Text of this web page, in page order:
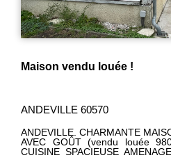
SECTEUR
TRADITIONNELLE
DE PLAIN-PIED. AU
PIECE DE VIE AVEC